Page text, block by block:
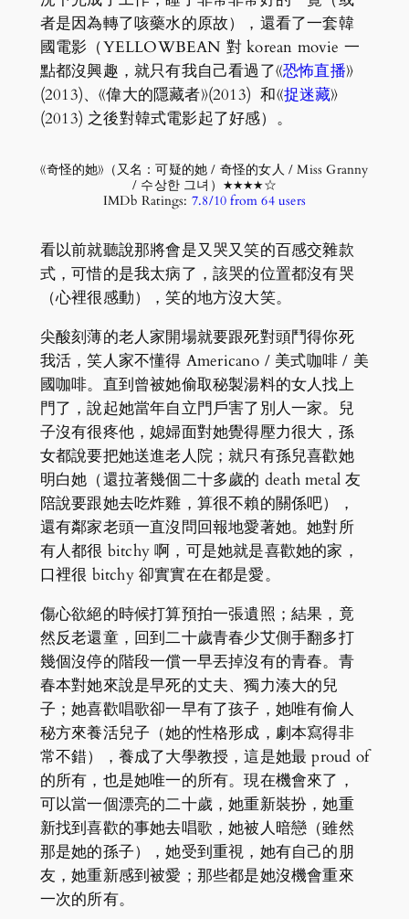
者是因為轉了咳藥水的原故），還看了一套韓
國電影（YELLOWBEAN 對 korean movie 一
點都沒興趣，就只有我自己看過了《恐怖直播》
(2013)、《偉大的隱藏者》(2013) 和《捉迷藏》
(2013) 之後對韓式電影起了好感）。
《奇怪的她》（又名：可疑的她 / 奇怪的女人 / Miss Granny
/ 수상한 그녀）★★★★☆
IMDb Ratings: 7.8/10 from 64 users
看以前就聽說那將會是又哭又笑的百感交雜款
式，可惜的是我太病了，該哭的位置都沒有哭
（心裡很感動），笑的地方沒大笑。
尖酸刻薄的老人家開場就要跟死對頭鬥得你死
我活，笑人家不懂得 Americano / 美式咖啡 / 美
國咖啡。直到曾被她偷取秘製湯料的女人找上
門了，說起她當年自立門戶害了別人一家。兒
子沒有很疼他，媳婦面對她覺得壓力很大，孫
女都說要把她送進老人院；就只有孫兒喜歡她
明白她（還拉著幾個二十多歲的 death metal 友
陪說要跟她去吃炸雞，算很不賴的關係吧），
還有鄰家老頭一直沒問回報地愛著她。她對所
有人都很 bitchy 啊，可是她就是喜歡她的家，
口裡很 bitchy 卻實實在在都是愛。
傷心欲絕的時候打算預拍一張遺照；結果，竟
然反老還童，回到二十歲青春少艾側手翻多打
幾個沒停的階段一償一早丟掉沒有的青春。青
春本對她來說是早死的丈夫、獨力湊大的兒
子；她喜歡唱歌卻一早有了孩子，她唯有偷人
秘方來養活兒子（她的性格形成，劇本寫得非
常不錯），養成了大學教授，這是她最 proud of
的所有，也是她唯一的所有。現在機會來了，
可以當一個漂亮的二十歲，她重新裝扮，她重
新找到喜歡的事她去唱歌，她被人暗戀（雖然
那是她的孫子），她受到重視，她有自己的朋
友，她重新感到被愛；那些都是她沒機會重來
一次的所有。